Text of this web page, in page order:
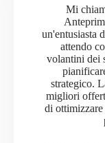
Mi
un'entusiasta
attendo
volantini dei
strategico.
migliori
di